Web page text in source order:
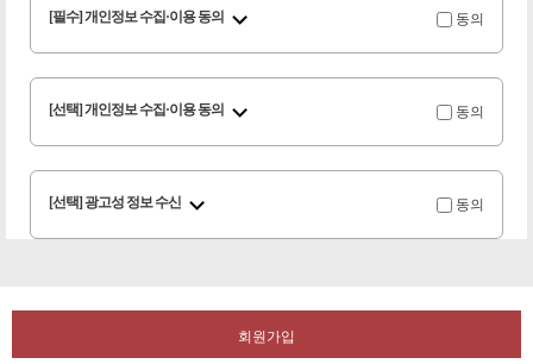
[필수] 개인정보 수집·이용 동의 동의
[선택] 개인정보 수집·이용 동의 동의
[선택] 광고성 정보 수신 동의
회원가입